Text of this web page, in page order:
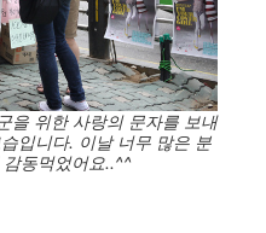
을 위한 사랑의 문자를 보내
입니다. 이날 너무 많은 분
동먹었어요..^^